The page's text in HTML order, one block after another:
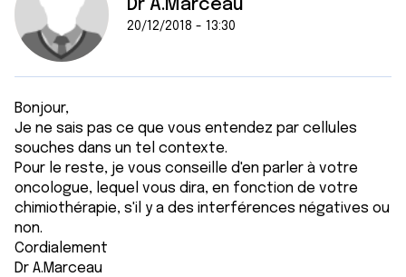
Dr A.Marceau
20/12/2018 - 13:30
Bonjour,
Je ne sais pas ce que vous entendez par cellules
souches dans un tel contexte.
Pour le reste, je vous conseille d'en parler à votre
oncologue, lequel vous dira, en fonction de votre
chimiothérapie, s'il y a des interférences négatives ou
non.
Cordialement
Dr A.Marceau